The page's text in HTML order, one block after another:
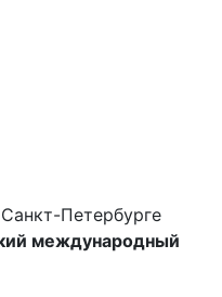
Петербурге
международный